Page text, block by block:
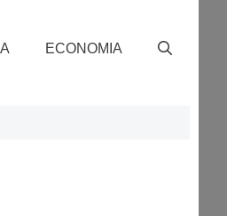
ECONOMIA